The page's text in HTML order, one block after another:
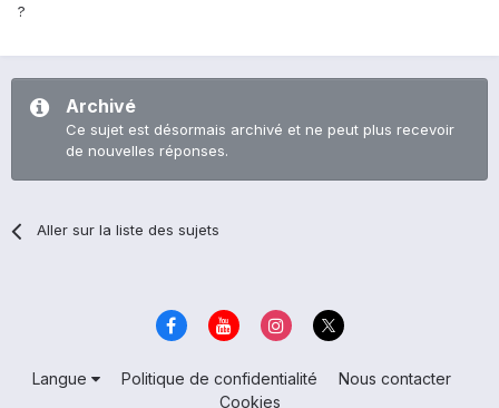
?
Archivé
Ce sujet est désormais archivé et ne peut plus recevoir
de nouvelles réponses.
Aller sur la liste des sujets
Langue Politique de confidentialité
Nous contacter
Cookies